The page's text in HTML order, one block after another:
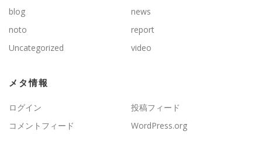
blog
news
noto
report
Uncategorized
video
メタ情報
ログイン
投稿フィード
コメントフィード
WordPress.org